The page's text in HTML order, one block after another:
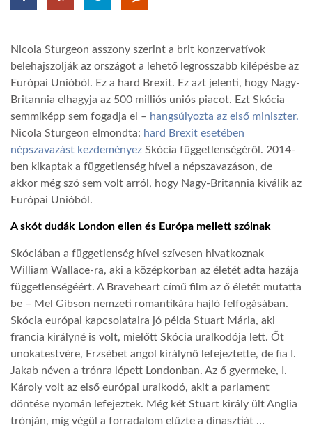
GLOBOTV
AFRIKA TUDÁSTÁR
GLOBOZSARU
DOBRAVERO.HU
LATIMO.HU
GLOBOBOOK
Nicola Sturgeon asszony szerint a brit konzervatívok
belehajszolják az országot a lehető legrosszabb kilépésbe az
Európai Unióból. Ez a hard Brexit. Ez azt jelenti, hogy Nagy-
Britannia elhagyja az 500 milliós uniós piacot. Ezt Skócia
semmiképp sem fogadja el – hangsúlyozta az első miniszter.
Nicola Sturgeon elmondta: hard Brexit esetében
népszavazást kezdeményez Skócia függetlenségéről. 2014-
ben kikaptak a függetlenség hívei a népszavazáson, de
akkor még szó sem volt arról, hogy Nagy-Britannia kiválik az
Európai Unióból.
A skót dudák London ellen és Európa mellett szólnak
Skóciában a függetlenség hívei szívesen hivatkoznak
William Wallace-ra, aki a középkorban az életét adta hazája
függetlenségéért. A Braveheart című film az ő életét mutatta
be – Mel Gibson nemzeti romantikára hajló felfogásában.
Skócia európai kapcsolataira jó példa Stuart Mária, aki
francia királyné is volt, mielőtt Skócia uralkodója lett. Őt
unokatestvére, Erzsébet angol királynő lefejeztette, de fia I.
Jakab néven a trónra lépett Londonban. Az ő gyermeke, I.
Károly volt az első európai uralkodó, akit a parlament
döntése nyomán lefejeztek. Még két Stuart király ült Anglia
trónján, míg végül a forradalom elűzte a dinasztiát …